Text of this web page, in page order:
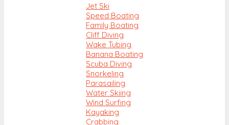
Jet Ski
Speed Boating
Family Boating
Cliff Diving
Wake Tubing
Banana Boating
Scuba Diving
Snorkeling
Parasailing
Water Skiing
Wind Surfing
Kayaking
Crabbing